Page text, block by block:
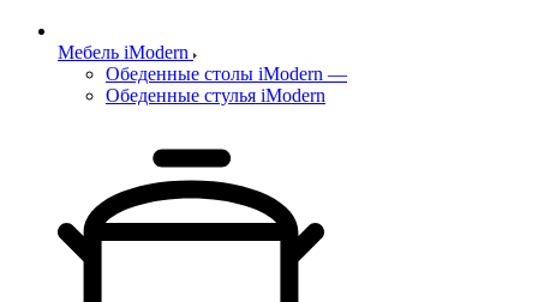
Мебель iModern
Обеденные столы iModern —
Обеденные стулья iModern